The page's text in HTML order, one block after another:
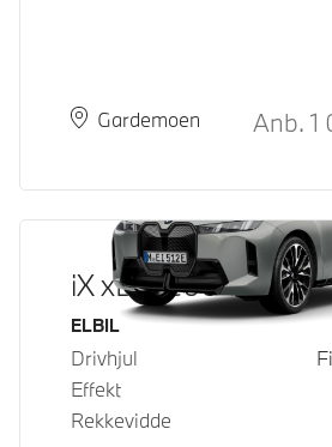
PlassGardemoen
Leveringstid Anb. 1
iX xDrive60
Drivstoff
ELBIL
Drivhjul
Effekt
Rekkevidde